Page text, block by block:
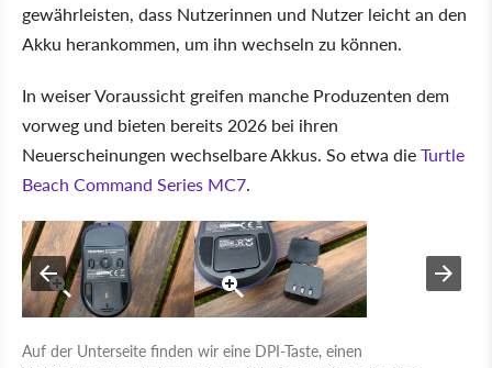
gewährleisten, dass Nutzerinnen und Nutzer leicht an den
Akku herankommen, um ihn wechseln zu können.
In weiser Voraussicht greifen manche Produzenten dem
vorweg und bieten bereits 2026 bei ihren
Neuerscheinungen wechselbare Akkus. So etwa dieTurtle
Beach Command Series MC7.
Auf der Unterseite finden wir eine DPI-Taste, einen